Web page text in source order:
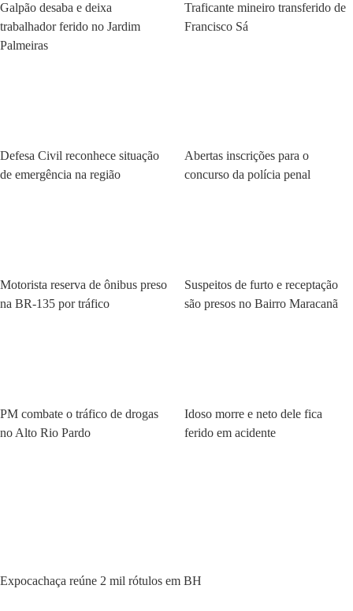
Galpão desaba e deixa
trabalhador ferido no Jardim
Palmeiras
Traficante mineiro transferido de
Francisco Sá
Defesa Civil reconhece situação
de emergência na região
Abertas inscrições para o
concurso da polícia penal
Motorista reserva de ônibus preso
na BR-135 por tráfico
Suspeitos de furto e receptação
são presos no Bairro Maracanã
PM combate o tráfico de drogas
no Alto Rio Pardo
Idoso morre e neto dele fica
ferido em acidente
Expocachaça reúne 2 mil rótulos em BH